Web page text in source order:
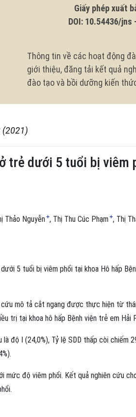
Giấy phép xuất bản:
DOI: 10.54436/jns -
Thông tin về các hoạt động
giới thiệu, đăng tải kết quả
đào tạo và bồi dưỡng kiến
(2021)
trẻ dưới 5 tuổi bị viêm
Thảo Nguyễn+ Thị Thu Cúc Phạm+ Thị
5 tuổi bị viêm phổi tại khoa Hô hấp
cứu mô tả cắt ngang được thực hiện từ
trị tại khoa hô hấp Bệnh viện trẻ em Hải
là độ I (24,0%), Tỷ lệ SDD thấp còi chiếm
mức độ viêm phổi. Kết quả nghiên cứu